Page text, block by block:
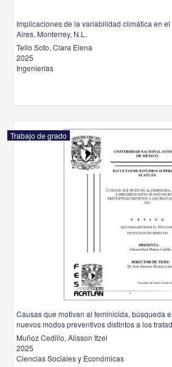
Implicaciones de la variabilidad climática en
Aires, Monterrey, N.L.
Tello Soto, Clara Elena
2025
Ingenierías
Trabajo de grado
Causas que motivan al feminicida, búsqueda
nuevos modos preventivos distintos a los
Muñoz Cedillo, Alisson Itzel
2025
Ciencias Sociales y Económicas